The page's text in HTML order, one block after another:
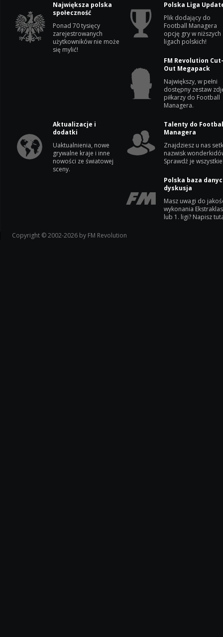
Największa polska
społeczność
Ponad 70 tysięcy
zarejestrowanych
użytkowników nie może
się mylić!
Polska Liga
Plik dodający do
Football Managera
opcję gry w niższych
ligach polskich!
FM Revolution
Out Megapack
Największy, w pełni
dostępny zestaw
piłkarzy do Football
Managera.
Aktualizacje i
dodatki
Uaktualnienia, nowe
grywalne kraje i inne
nowości ze światowej
sceny.
Talenty do
Managera
Znajdziesz u nas
nazwisk
Sprawdź je
Polska baza
dyskusja
Masz uwagi do
wykonania
lub 1. ligi? Napisz
Copyright © 2002-2026 by FM Revolution